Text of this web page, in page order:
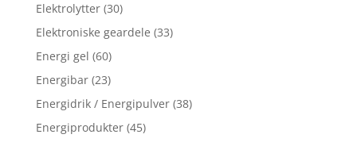
Elektrolytter (30)
Elektroniske geardele (33)
Energi gel (60)
Energibar (23)
Energidrik / Energipulver (38)
Energiprodukter (45)